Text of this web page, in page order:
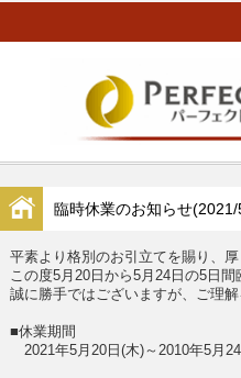
臨時休業のお知らせ
平素より格別のお引立てを賜り、厚
この度5月20日から5月24日の5日間
誠に勝手ではございますが、ご理
■休業期間
2021年5月20日(木)～2010年5月